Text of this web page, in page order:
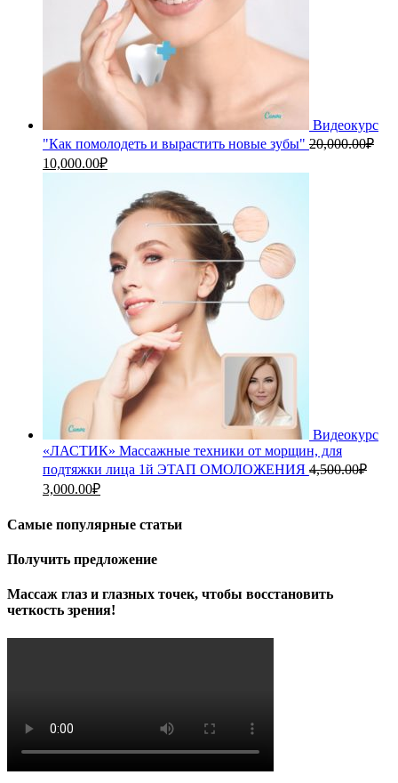
Видеокурс
"Как помолодеть и вырастить новые зубы" 20,000.00₽
Первоначальная
цена
10,000.00₽Текущая
цена:
10,000.00₽.
Видеокурс
«ЛАСТИК» Массажные техники от морщин, для
подтяжки лица 1й ЭТАП ОМОЛОЖЕНИЯ 4,500.00₽
Первоначальная
4,500.00₽.
3,000.00₽Текущая
3,000.00₽.
Самые популярные статьи
Получить предложение
Массаж глаз и глазных точек, чтобы восстановить
четкость зрения!